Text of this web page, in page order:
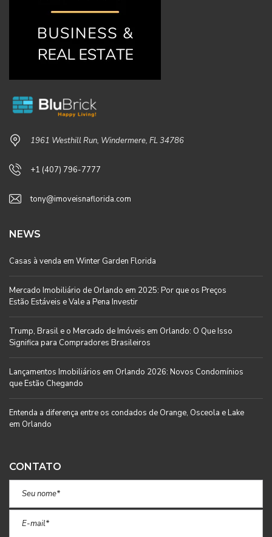
1961 Westhill Run, Windermere, FL 34786
+1 (407) 796-7777
tony@imoveisnaflorida.com
NEWS
Casas à venda em Winter Garden Florida
Mercado Imobiliário de Orlando em 2025: Por que os Preços
Estão Estáveis e Vale a Pena Investir
Trump, Brasil e o Mercado de Imóveis em Orlando: O Que Isso
Significa para Compradores Brasileiros
Lançamentos Imobiliários em Orlando 2026: Novos Condomínios
que Estão Chegando
Entenda a diferença entre os condados de Orange, Osceola e Lake
em Orlando
CONTATO